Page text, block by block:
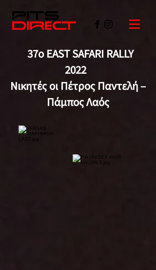
37ο EAST SAFARI RALLY
2022
Νικητές οι Πέτρος Παντελή –
Πάμπος Λαός